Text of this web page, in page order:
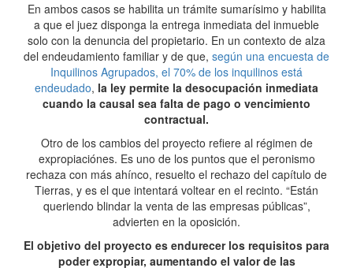
En ambos casos se habilita un trámite sumarísimo y habilita
a que el juez disponga la entrega inmediata del inmueble
solo con la denuncia del propietario. En un contexto de alza
del endeudamiento familiar y de que, según una encuesta de
Inquilinos Agrupados, el 70% de los inquilinos está
endeudado, la ley permite la desocupación inmediata
cuando la causal sea falta de pago o vencimiento
contractual.
Otro de los cambios del proyecto refiere al régimen de
expropiaciónes. Es uno de los puntos que el peronismo
rechaza con más ahínco, resuelto el rechazo del capítulo de
Tierras, y es el que intentará voltear en el recinto. “Están
queriendo blindar la venta de las empresas públicas”,
advierten en la oposición.
El objetivo del proyecto es endurecer los requisitos para
poder expropiar, aumentando el valor de las